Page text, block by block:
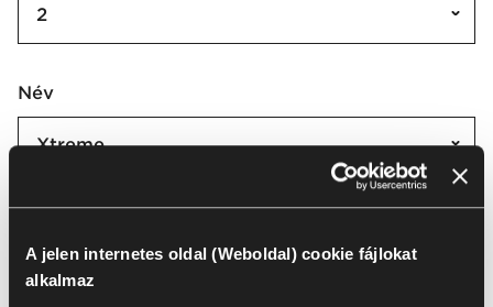
A jelen internetes oldal (Weboldal) cookie fájlokat
alkalmaz
2
Név
Xtreme
Az összes kijelölése